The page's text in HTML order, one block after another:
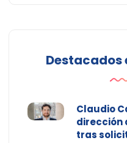
Destacados
Claudio
dirección
tras